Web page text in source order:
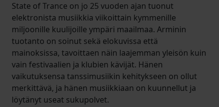
State of Trance on jo 25 vuoden ajan tuonut
elektronista musiikkia viikoittain kymmenille
miljoonille kuulijoille ympäri maailmaa. Arminin
tuotanto on soinut sekä elokuvissa että
mainoksissa, tavoittaen näin laajemman yleisön kuin
vain festivaalien ja klubien kävijät. Hänen
vaikutuksensa tanssimusiikin kehitykseen on ollut
merkittävä, ja hänen musiikkiaan on kuunnellut ja
löytänyt useat sukupolvet.